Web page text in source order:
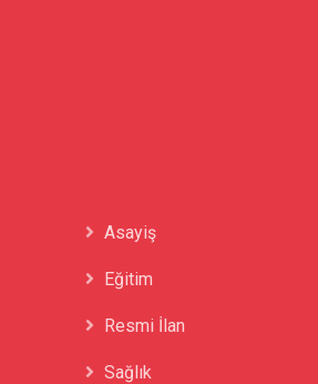
Asayiş
Eğitim
Resmi İlan
Sağlık